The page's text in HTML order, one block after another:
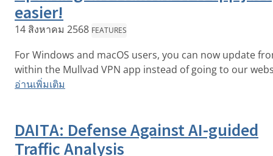
easier!
14 สิงหาคม 2568 FEATURES
For Windows and macOS users, you can now update
within the Mullvad VPN app instead of going to our
อ่านเพิ่มเติม
DAITA: Defense Against AI-guided
Traffic Analysis